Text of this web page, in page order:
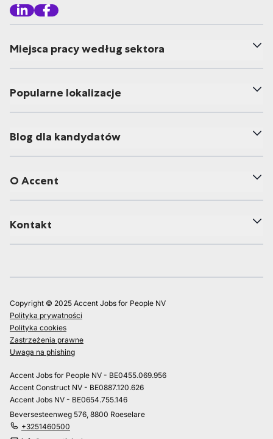
Miejsca pracy według sektora
Popularne lokalizacje
Blog dla kandydatów
O Accent
Kontakt
Copyright © 2025 Accent Jobs for People NV
Polityka prywatności
Polityka cookies
Zastrzeżenia prawne
Uwaga na phishing
Accent Jobs for People NV - BE0455.069.956
Accent Construct NV - BE0887.120.626
Accent Jobs NV - BE0654.755.146
Beversesteenweg 576, 8800 Roeselare
+3251460500